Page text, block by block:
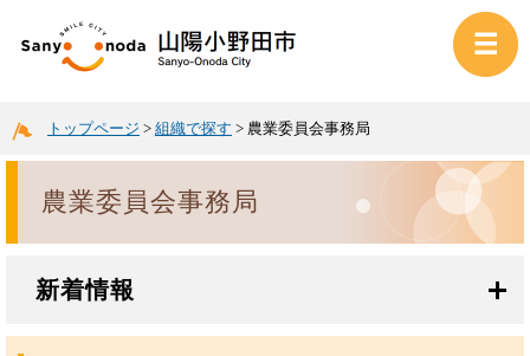
トップページ > 組織で探す > 農業委員会事務局
農業委員会事務局
新着情報